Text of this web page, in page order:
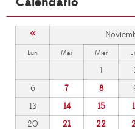
«
Lun Mar Mier
1
6
7 8
13
14 15
20
21 22